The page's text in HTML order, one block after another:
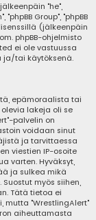
"he",
Group", "phpBB
(jälkeenpäin
. phpBB-ohjelmisto
ei ole vastuussa
ja/tai käytöksenä.
epämoraalista tai
lakeja oli se
palvelin on
voidaan sinut
ja tarvittaessa
viestien IP-osoite
varten. Hyväksyt,
ja sulkea mikä
myös siihen,
Tätä tietoa ei
mutta "WrestlingAlert"
aiheuttamasta